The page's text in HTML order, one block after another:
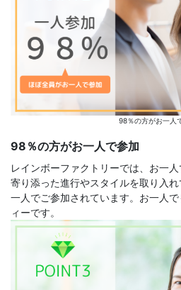
98％の方がお一人
98％の方がお一人で参加
レインボーファクトリーでは、お一
寄り添った進行やスタイルを取り入
一人でご参加されています。お一人
ィーです。